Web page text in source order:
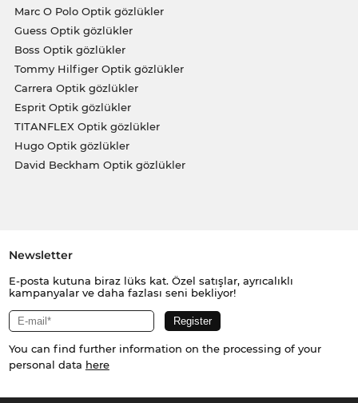
Marc O Polo Optik gözlükler
Guess Optik gözlükler
Boss Optik gözlükler
Tommy Hilfiger Optik gözlükler
Carrera Optik gözlükler
Esprit Optik gözlükler
TITANFLEX Optik gözlükler
Hugo Optik gözlükler
David Beckham Optik gözlükler
Newsletter
E-posta kutuna biraz lüks kat. Özel satışlar, ayrıcalıklı
kampanyalar ve daha fazlası seni bekliyor!
You can find further information on the processing of your
personal data here